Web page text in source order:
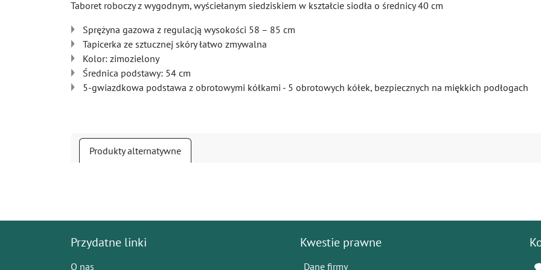
Taboret roboczy z wygodnym, wyściełanym siedziskiem w kształcie siodła o średnicy 40 cm
Sprężyna gazowa z regulacją wysokości 58 – 85 cm
Tapicerka ze sztucznej skóry łatwo zmywalna
Kolor: zimozielony
Średnica podstawy: 54 cm
5-gwiazdkowa podstawa z obrotowymi kółkami - 5 obrotowych kółek, bezpiecznych na miękkich podłogach
Produkty alternatywne
Przydatne linki
O nas
Kwestie prawne
Dane firmy